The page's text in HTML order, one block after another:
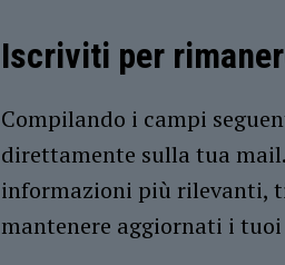
Iscriviti per
Compilando i campi
direttamente sulla tua
informazioni più rilevanti,
mantenere aggiornati i